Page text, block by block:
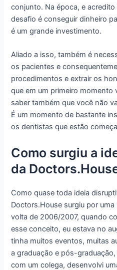
conjunto. Na época, e
desafio é conseguir dinheiro
é um grande investimento.
Aliado a isso, também é
os pacientes e
procedimentos e extrair os
que em um primeiro momento
saber também que você não
É um momento de bastante
os dentistas que estão
Como surgiu a
da
Como quase toda ideia
Doctors.House surgiu por
volta de 2006/2007, quando
esse conceito, eu estava no
tinha muitos eventos, muitas
a graduação e pós-
com um colega, desenvolvi